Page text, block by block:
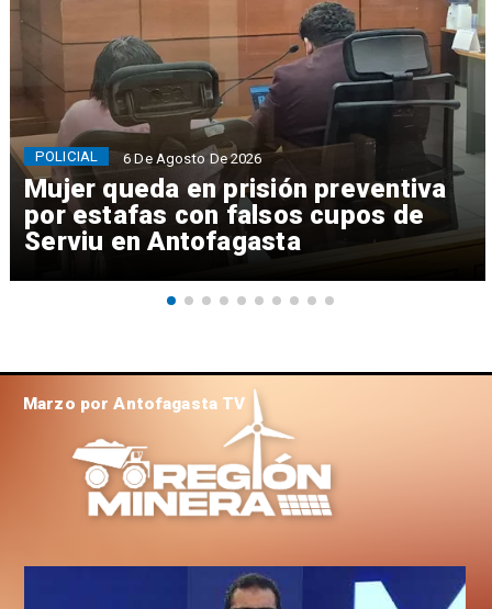
Mujer queda en prisión preventiva
por estafas con falsos cupos de
Serviu en Antofagasta
POLICIAL 6 De Agosto De 2026
Marzo por Antofagasta TV